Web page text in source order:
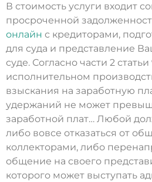
В стоимость услуги входит
просроченной
онлайн с кредиторами,
для суда и представление
суде. Согласно части 2
исполнительном
взыскания на заработную
удержаний не может
заработной плат… Любой
либо вовсе отказаться от
коллекторами, либо
общение на своего
которого может выступать